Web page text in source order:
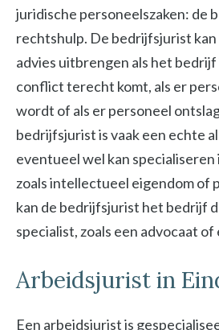
juridische personeelszaken: de
rechtshulp. De bedrijfsjurist
advies uitbrengen als het
conflict terecht komt, als er
wordt of als er personeel
bedrijfsjurist is vaak een echte
eventueel wel kan specialiseren
zoals intellectueel eigendom of
kan de bedrijfsjurist het bedrijf
specialist, zoals een advocaat
Arbeidsjurist in
Een arbeidsjurist is